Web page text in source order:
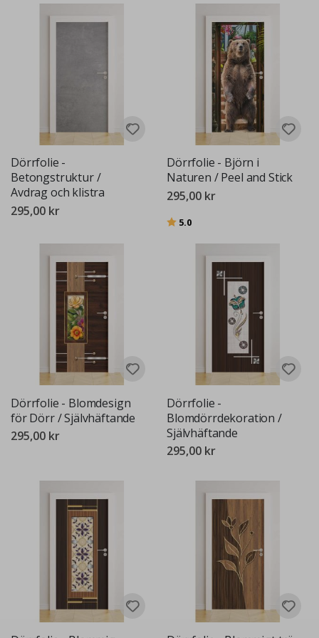
Dörrfolie -
Betongstruktur /
Avdrag och klistra
295,00 kr
Dörrfolie - Björn i
Naturen / Peel and Stick
295,00 kr
Betyg:
5.0
Dörrfolie - Blomdesign
för Dörr / Självhäftande
295,00 kr
Dörrfolie -
Blomdörrdekoration /
Självhäftande
295,00 kr